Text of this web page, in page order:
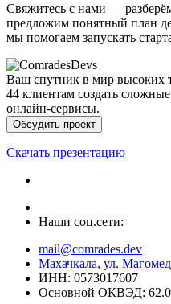
• гибкость и вовлечённость
Готовы воплотить идею в
Свяжитесь с нами —
предложим понятный план
мы помогаем запускать
Ваш спутник в мир высоких
44 клиентам создать
онлайн-сервисы.
Обсудить проект
Скачать презентацию
+7 996 299 66 46
Наши соц.сети: